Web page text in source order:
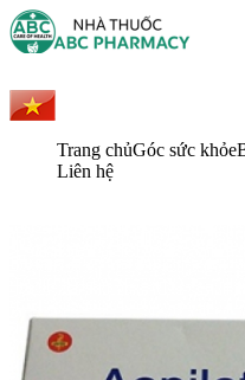
Trang chủGóc sức khỏe
Liên hệ